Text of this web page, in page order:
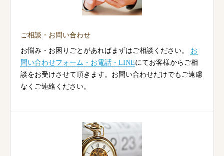
ご相談・お問い合わせ
お悩み・お困りごとがあればまずはご相談ください。 お
問い合わせフォーム・お電話・LINEにてお客様からご相
談をお受けさせて頂きます。お問い合わせだけでもご遠慮
なくご連絡ください。